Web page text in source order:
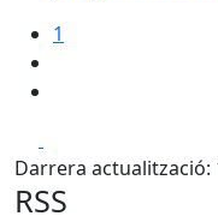
1
Darrera actualització:
RSS